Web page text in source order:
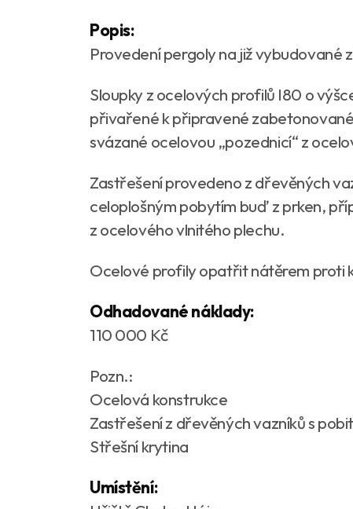
Popis:
Provedení pergoly na již vybudované
Sloupky z ocelových profilů I80 o
přivařené k připravené
svázané ocelovou „pozednicí“ z
Zastřešení provedeno z dřevěných
celoplošným pobytím buď z prken,
z ocelového vlnitého plechu.
Ocelové profily opatřit nátěrem proti
Odhadované náklady:
110 000 Kč
Pozn.:
Ocelová
Zastřešení z dřevěných
Střešní krytina
Umístění: